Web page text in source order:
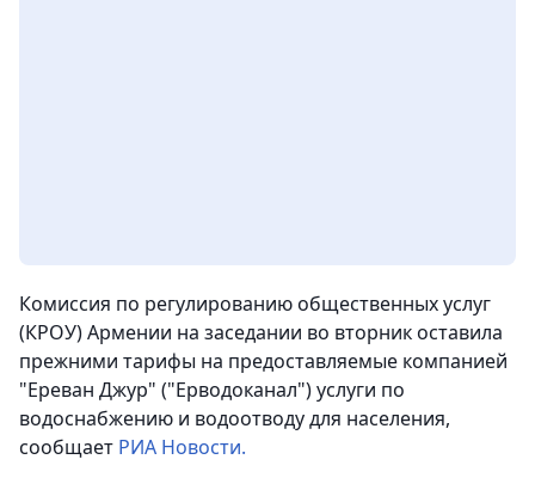
Комиссия по регулированию общественных услуг
(КРОУ) Армении на заседании во вторник оставила
прежними тарифы на предоставляемые компанией
"Ереван Джур" ("Ерводоканал") услуги по
водоснабжению и водоотводу для населения,
сообщает РИА Новости.